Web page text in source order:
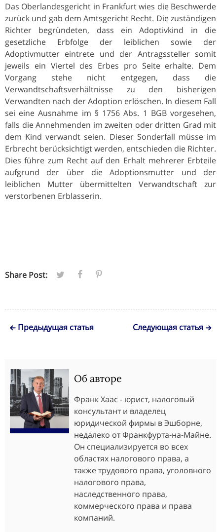
Das Oberlandesgericht in Frankfurt wies die Beschwerde
zurück und gab dem Amtsgericht Recht. Die zuständigen
Richter begründeten, dass ein Adoptivkind in die
gesetzliche Erbfolge der leiblichen sowie der
Adoptivmutter eintrete und der Antragssteller somit
jeweils ein Viertel des Erbes pro Seite erhalte. Dem
Vorgang stehe nicht entgegen, dass die
Verwandtschaftsverhältnisse zu den bisherigen
Verwandten nach der Adoption erlöschen. In diesem Fall
sei eine Ausnahme im § 1756 Abs. 1 BGB vorgesehen,
falls die Annehmenden im zweiten oder dritten Grad mit
dem Kind verwandt seien. Dieser Sonderfall müsse im
Erbrecht berücksichtigt werden, entschieden die Richter.
Dies führe zum Recht auf den Erhalt mehrerer Erbteile
aufgrund der über die Adoptionsmutter und der
leiblichen Mutter übermittelten Verwandtschaft zur
verstorbenen Erblasserin.
Share Post:
Предыдущая статья Следующая статья
Об авторе
Франк Хаас - юрист, налоговый
консультант и владелец
юридической фирмы в Эшборне,
недалеко от Франкфурта-на-Майне.
Он специализируется во всех
областях налогового права, а
также трудового права, уголовного
налогового права,
наследственного права,
коммерческого права и права
компаний.